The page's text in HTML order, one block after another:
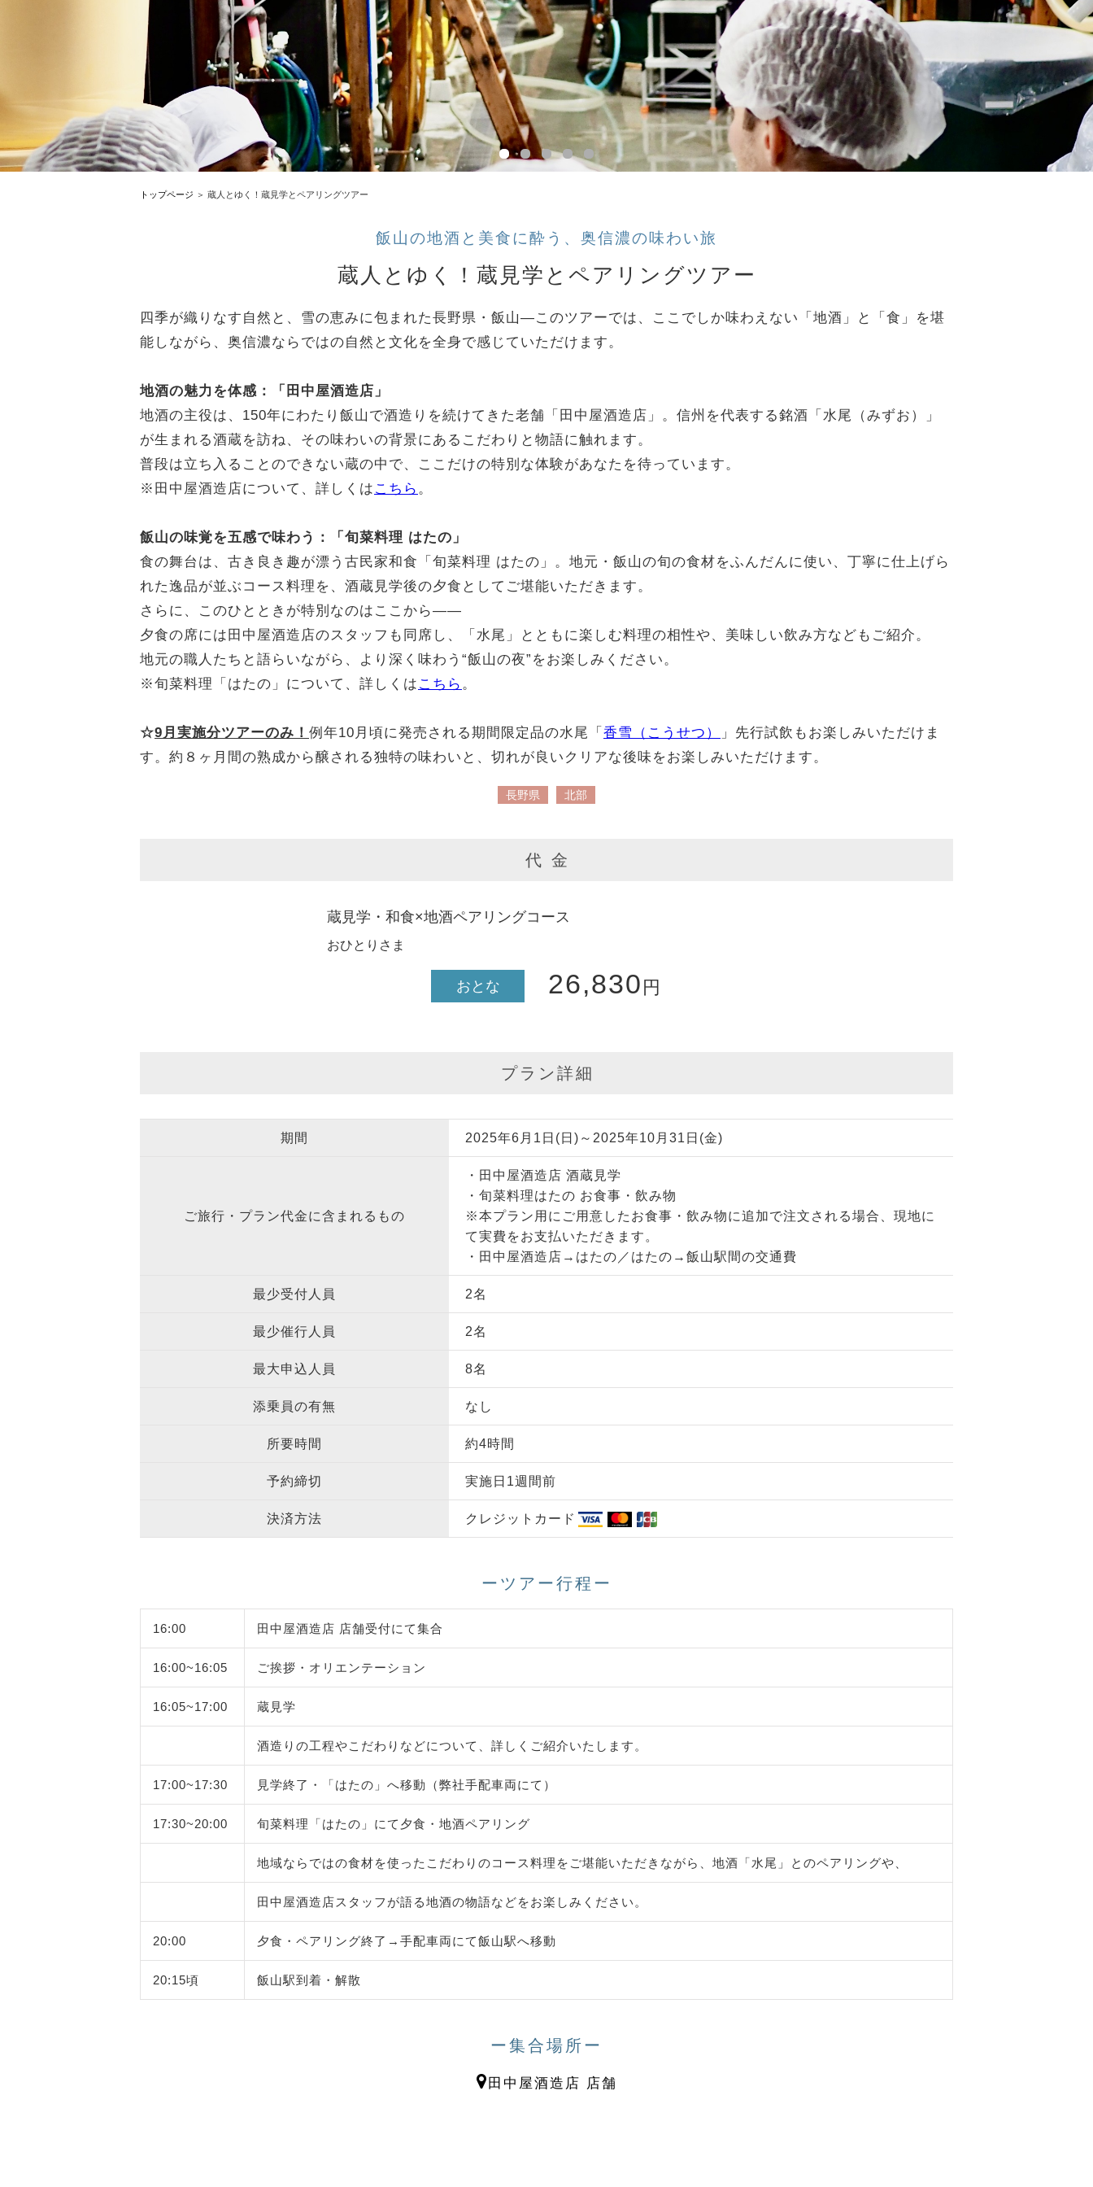
トップページ 蔵人とゆく！蔵見学とペアリングツアー
飯山の地酒と美食に酔う、奥信濃の味わい旅
蔵人とゆく！蔵見学とペアリングツアー
四季が織りなす自然と、雪の恵みに包まれた長野県・飯山―このツアーでは、ここでしか味わえない「地酒」と「食」を堪
能しながら、奥信濃ならではの自然と文化を全身で感じていただけます。
地酒の魅力を体感：「田中屋酒造店」
地酒の主役は、150年にわたり飯山で酒造りを続けてきた老舗「田中屋酒造店」。信州を代表する銘酒「水尾（みずお）」
が生まれる酒蔵を訪ね、その味わいの背景にあるこだわりと物語に触れます。
普段は立ち入ることのできない蔵の中で、ここだけの特別な体験があなたを待っています。
※田中屋酒造店について、詳しくは こちら 。
飯山の味覚を五感で味わう：「旬菜料理 はたの」
食の舞台は、古き良き趣が漂う古民家和食「旬菜料理 はたの」。地元・飯山の旬の食材をふんだんに使い、丁寧に仕上げら
れた逸品が並ぶコース料理を、酒蔵見学後の夕食としてご堪能いただきます。
さらに、このひとときが特別なのはここから——
夕食の席には田中屋酒造店のスタッフも同席し、「水尾」とともに楽しむ料理の相性や、美味しい飲み方などもご紹介。
地元の職人たちと語らいながら、より深く味わう“飯山の夜”をお楽しみください。
※旬菜料理「はたの」について、詳しくは こちら 。
☆9月実施分ツアーのみ！ 例年10月頃に発売される期間限定品の水尾「 香雪（こうせつ）
」先行試飲もお楽しみいただけま
す。約８ヶ月間の熟成から醸される独特の味わいと、切れが良いクリアな後味をお楽しみいただけます。
長野県 北部
代 金
蔵見学・和食×地酒ペアリングコース
おひとりさま
おとな 26,830 円
プラン詳細
期間 2025年6月1日(日)～2025年10月31日(金)
ご旅行・プラン代金に含まれるもの
・田中屋酒造店 酒蔵見学
・旬菜料理はたの お食事・飲み物
※本プラン用にご用意したお食事・飲み物に追加で注文される場合、現地に
て実費をお支払いただきます。
・田中屋酒造店→はたの／はたの→飯山駅間の交通費
最少受付人員 2名
最少催行人員 2名
最大申込人員 8名
添乗員の有無 なし
所要時間 約4時間
予約締切 実施日1週間前
決済方法 クレジットカード
ーツアー行程ー
16:00 田中屋酒造店 店舗受付にて集合
16:00~16:05 ご挨拶・オリエンテーション
16:05~17:00 蔵見学
酒造りの工程やこだわりなどについて、詳しくご紹介いたします。
17:00~17:30 見学終了・「はたの」へ移動（弊社手配車両にて）
17:30~20:00 旬菜料理「はたの」にて夕食・地酒ペアリング
地域ならではの食材を使ったこだわりのコース料理をご堪能いただきながら、地酒「水尾」とのペアリングや、
田中屋酒造店スタッフが語る地酒の物語などをお楽しみください。
20:00 夕食・ペアリング終了→手配車両にて飯山駅へ移動
20:15頃 飯山駅到着・解散
ー集合場所ー
田中屋酒造店 店舗